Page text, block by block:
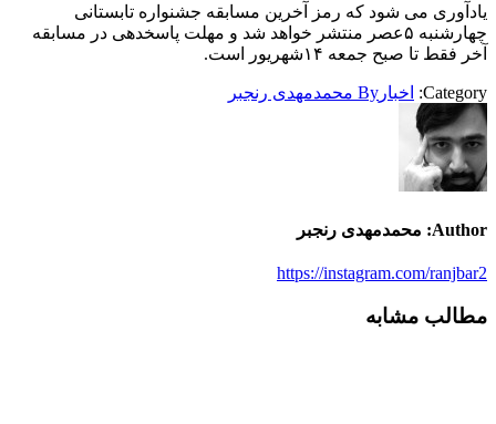
یادآوری می شود که رمز آخرین مسابقه جشنواره تابستانی
چهارشنبه ۵عصر منتشر خواهد شد و مهلت پاسخدهی در مسابقه
آخر فقط تا صبح جمعه ۱۴شهریور است.
Category: اخبار By محمدمهدی رنجبر
Author: محمدمهدی رنجبر
https://instagram.com/ranjbar2
مطالب مشابه